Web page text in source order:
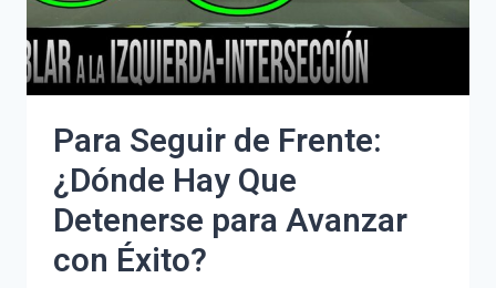
Para Seguir de Frente:
¿Dónde Hay Que
Detenerse para Avanzar
con Éxito?